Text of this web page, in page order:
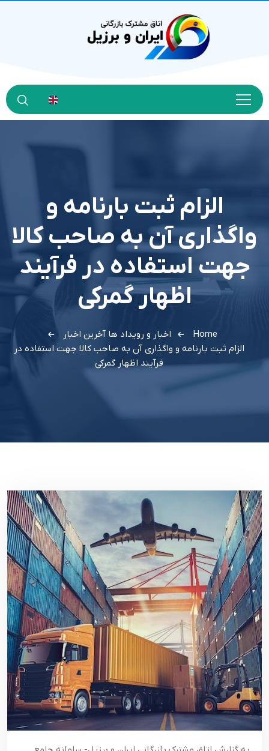
الزام ثبت بارنامه و
واگذاری آن به صاحب کالا
جهت استفاده در فرآیند
اظهار گمرکی
Home اخبار و رویداد ها آخرین اخبار
الزام ثبت بارنامه و واگذاری آن به صاحب کالا جهت استفاده در
فرآیند اظهار گمرکی